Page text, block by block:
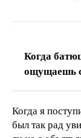
Когда
ощущаешь
Когда я
был так рад